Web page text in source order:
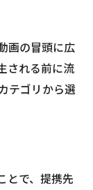
画の冒頭に広
される前に流
テゴリから選
とで、提携先